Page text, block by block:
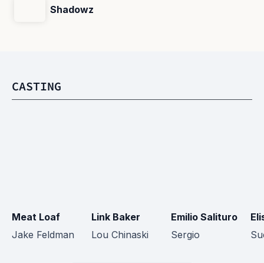
Shadowz
CASTING
Meat Loaf
Jake Feldman
Link Baker
Lou Chinaski
Emilio Salituro
Sergio